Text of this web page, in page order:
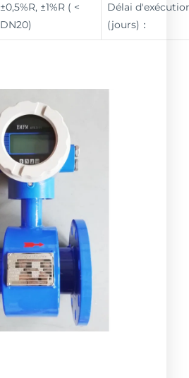
±0,5%R, ±1%R ( <
DN20)
Délai
(jours)：